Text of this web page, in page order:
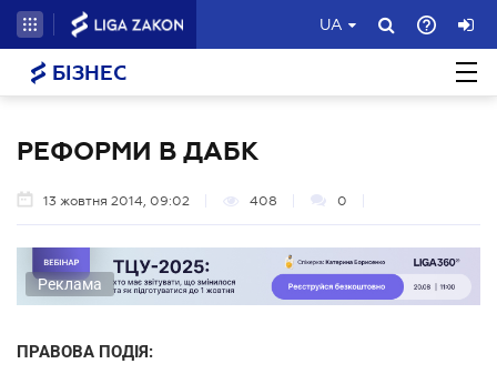
UA
БІЗНЕС
РЕФОРМИ В ДАБК
13 жовтня 2014, 09:02 408 0
Реклама
ПРАВОВА ПОДІЯ: